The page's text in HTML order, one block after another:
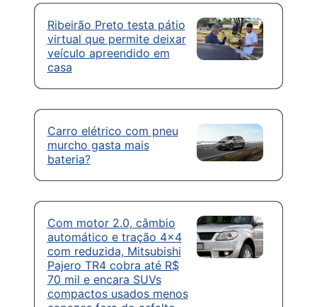
Ribeirão Preto testa pátio
virtual que permite deixar
veículo apreendido em
casa
Carro elétrico com pneu
murcho gasta mais
bateria?
Com motor 2.0, câmbio
automático e tração 4×4
com reduzida, Mitsubishi
Pajero TR4 cobra até R$
70 mil e encara SUVs
compactos usados menos